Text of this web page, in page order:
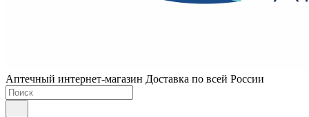
Аптечный интернет-магазин Доставка по всей России